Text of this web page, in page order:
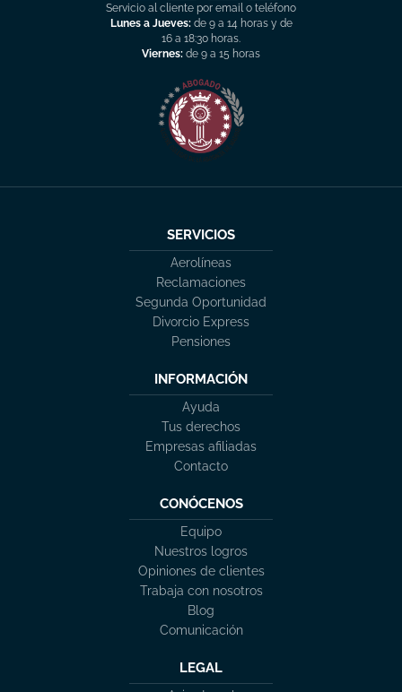
Servicio al cliente por email o teléfono
Lunes a Jueves:de 9 a 14 horas y de
16 a 18:30 horas.
Viernes: de 9 a 15 horas
SERVICIOS
Aerolíneas
Reclamaciones
Segunda Oportunidad
Divorcio Express
Pensiones
INFORMACIÓN
Ayuda
Tus derechos
Empresas afiliadas
Contacto
CONÓCENOS
Equipo
Nuestros logros
Opiniones de clientes
Trabaja con nosotros
Blog
Comunicación
LEGAL